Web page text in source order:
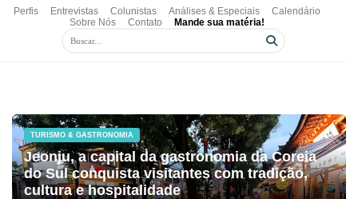
Perfis Entrevistas Colunistas Análises & Especiais
Calendário
Sobre Nós
Contato Mande sua matéria!
TURISMO & GASTRONOMIA
Jeonju, a capital da gastronomia da Coreia
do Sul conquista visitantes com tradição,
cultura e hospitalidade